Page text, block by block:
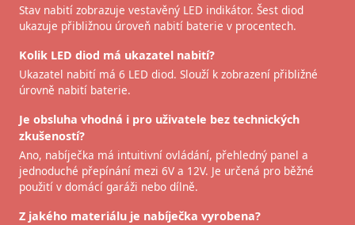
Stav nabití zobrazuje vestavěný LED indikátor. Šest diod
ukazuje přibližnou úroveň nabití baterie v procentech.
Kolik LED diod má ukazatel nabití?
Ukazatel nabití má 6 LED diod. Slouží k zobrazení přibližné
úrovně nabití baterie.
Je obsluha vhodná i pro uživatele bez technických
zkušeností?
Ano, nabíječka má intuitivní ovládání, přehledný panel a
jednoduché přepínání mezi 6V a 12V. Je určená pro běžné
použití v domácí garáži nebo dílně.
Z jakého materiálu je nabíječka vyrobena?